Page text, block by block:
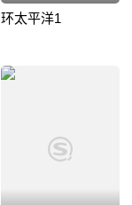
环太平洋1